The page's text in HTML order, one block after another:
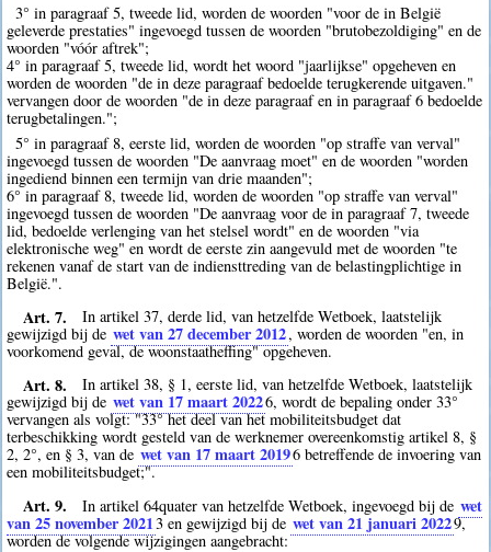
3° in paragraaf 5, tweede lid, worden de woorden "voor de in België
geleverde prestaties" ingevoegd tussen de woorden "brutobezoldiging" en de
woorden "vóór aftrek";
4° in paragraaf 5, tweede lid, wordt het woord "jaarlijkse" opgeheven en
worden de woorden "de in deze paragraaf bedoelde terugkerende uitgaven."
vervangen door de woorden "de in deze paragraaf en in paragraaf 6 bedoelde
terugbetalingen.";
5° in paragraaf 8, eerste lid, worden de woorden "op straffe van verval"
ingevoegd tussen de woorden "De aanvraag moet" en de woorden "worden
ingediend binnen een termijn van drie maanden";
6° in paragraaf 8, tweede lid, worden de woorden "op straffe van verval"
ingevoegd tussen de woorden "De aanvraag voor de in paragraaf 7, tweede
lid, bedoelde verlenging van het stelsel wordt" en de woorden "via
elektronische weg" en wordt de eerste zin aangevuld met de woorden "te
rekenen vanaf de start van de indiensttreding van de belastingplichtige in
België.".
Art. 7.
In artikel 37, derde lid, van hetzelfde Wetboek, laatstelijk
gewijzigd bij de wet van 27 december 2012, worden de woorden "en, in
voorkomend geval, de woonstaatheffing" opgeheven.
Art. 8.
In artikel 38, § 1, eerste lid, van hetzelfde Wetboek, laatstelijk
gewijzigd bij de wet van 17 maart 20226, wordt de bepaling onder 33°
vervangen als volgt: "33° het deel van het mobiliteitsbudget dat
terbeschikking wordt gesteld van de werknemer overeenkomstig artikel 8, §
2, 2°, en § 3, van de wet van 17 maart 20196 betreffende de invoering van
een mobiliteitsbudget;".
Art. 9. In artikel 64quater van hetzelfde Wetboek, ingevoegd bij de wet
van 25 november 20213 en gewijzigd bij de wet van 21 januari 20229,
worden de volgende wijzigingen aangebracht: